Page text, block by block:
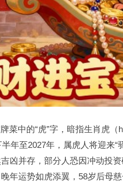
菜中的“虎”字，暗指生肖虎
年至2027年，属虎人将迎来
凶并存，部分人恐因冲动投
年运势如虎添翼，58岁后母慈